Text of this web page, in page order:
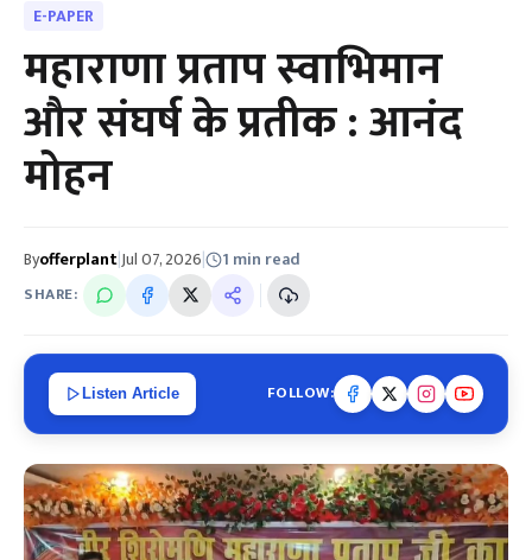
E-PAPER
महाराणा प्रताप स्वाभिमान
और संघर्ष के प्रतीक : आनंद
मोहन
Byofferplant|Jul 07, 2026| 1 min read
SHARE:
Listen Article FOLLOW: